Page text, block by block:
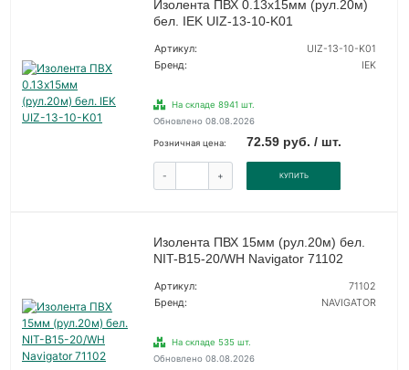
Изолента ПВХ 0.13х15мм (рул.20м)
бел. IEK UIZ-13-10-K01
Артикул:
UIZ-13-10-K01
Бренд:
IEK
На складе 8941 шт.
Обновлено 08.08.2026
Розничная цена: 72.59 руб. / шт.
- + КУПИТЬ
Изолента ПВХ 15мм (рул.20м) бел.
NIT-B15-20/WH Navigator 71102
Артикул:
71102
Бренд:
NAVIGATOR
На складе 535 шт.
Обновлено 08.08.2026